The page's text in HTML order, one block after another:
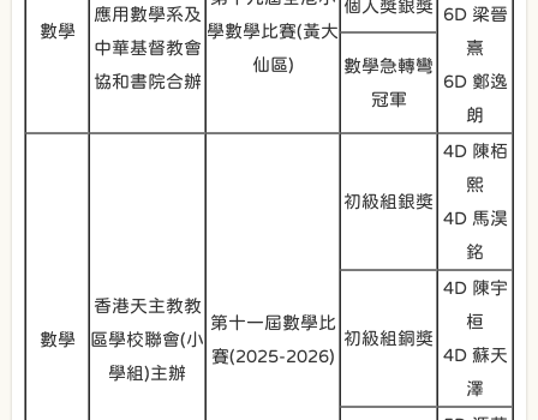
數學
應用數學系及
中華基督教會
協和書院合辦
學數學比賽(黃大
仙區)
6D 梁晉
熹
6D 鄭逸
朗
個人獎銀獎
數學急轉彎
冠軍
數學
香港天主教教
區學校聯會(小
學組)主辦
第十一屆數學比
賽(2025-2026)
初級組銀獎
4D 陳栢
熙
4D 馬淏
銘
初級組銅獎
4D 陳宇
桓
4D 蘇天
澤